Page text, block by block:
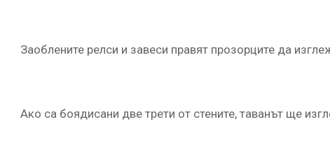
Заоблените релси и завеси правят прозорците да
Ако са боядисани две трети от стените, таванът ще